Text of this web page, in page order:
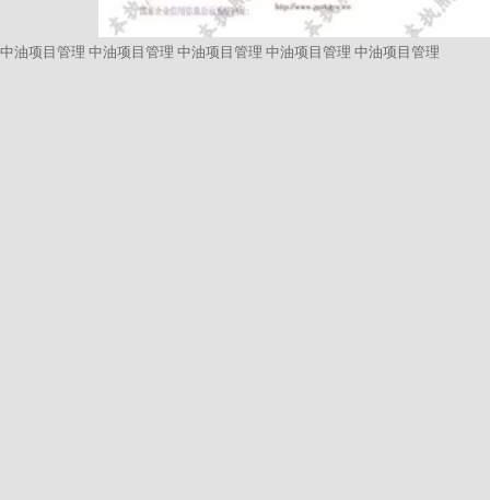
中油项目管理 中油项目管理 中油项目管理 中油项目管理 中油项目管理